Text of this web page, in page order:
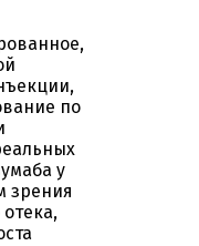
по
у
зрения